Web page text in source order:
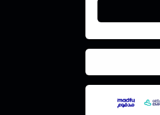
والتخزين الامن